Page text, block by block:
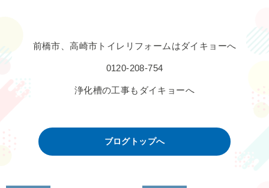
前橋市、高崎市トイレリフォームはダイキョーへ
0120-208-754
浄化槽の工事もダイキョーへ
ブログトップへ